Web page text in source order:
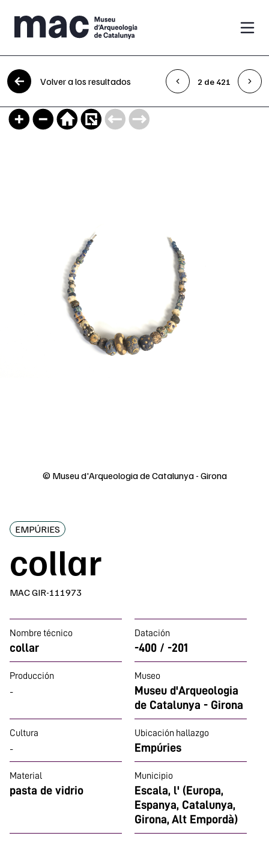
Saltar al contenido
Volver a los resultados 2 de 421
© Museu d'Arqueologia de Catalunya - Girona
EMPÚRIES
collar
MAC GIR-111973
Nombre técnico
collar
Datación
-400 / -201
Producción
-
Museo
Museu d'Arqueologia
de Catalunya - Girona
Cultura
-
Ubicación hallazgo
Empúries
Material
pasta de vidrio
Municipio
Escala, l' (Europa,
Espanya, Catalunya,
Girona, Alt Empordà)